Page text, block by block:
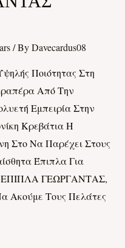
/ ByDavecardus08
Ποιότητας Στη
Από Την
Εμπειρία Στην
Κρεβάτια Η
Στο Να Παρέχει Στους
Έπιπλα Για
ΕΠΙΠΛΑ ΓΕΩΡΓΑΝΤΑΣ,
Ακούμε Τους Πελάτες